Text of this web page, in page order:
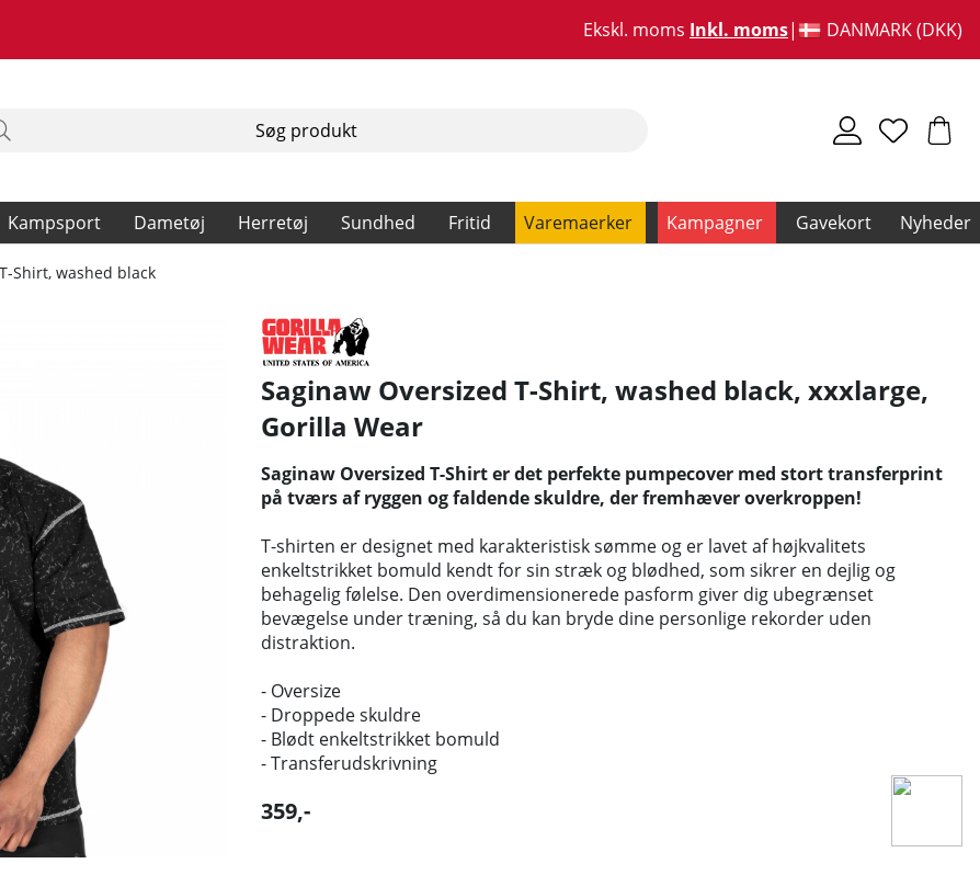
Ekskl. moms Inkl. moms DANMARK (DKK)
Kampsport Dametøj Herretøj Sundhed Fritid Varemaerker Kampagner Gavekort Nyheder
Shirt, washed black
Saginaw Oversized T-Shirt, washed black, xxxlarge,
Gorilla Wear
Saginaw Oversized T-Shirt er det perfekte pumpecover med stort transferprint
på tværs af ryggen og faldende skuldre, der fremhæver overkroppen!
T-shirten er designet med karakteristisk sømme og er lavet af højkvalitets
enkeltstrikket bomuld kendt for sin stræk og blødhed, som sikrer en dejlig og
behagelig følelse. Den overdimensionerede pasform giver dig ubegrænset
bevægelse under træning, så du kan bryde dine personlige rekorder uden
distraktion.
- Oversize
- Droppede skuldre
- Blødt enkeltstrikket bomuld
- Transferudskrivning
359,-